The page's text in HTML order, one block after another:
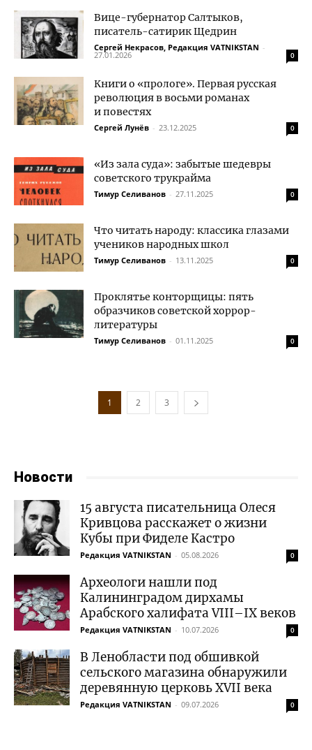
Вице-губернатор Салтыков,
писатель-сатирик Щедрин
Сергей Некрасов, Редакция VATNIKSTAN -
27.01.2026 0
Книги о «прологе». Первая русская
революция в восьми романах
и повестях
Сергей Лунёв - 23.12.2025 0
«Из зала суда»: забытые шедевры
советского трукрайма
Тимур Селиванов - 27.11.2025 0
Что читать народу: классика глазами
учеников народных школ
Тимур Селиванов - 13.11.2025 0
Проклятье конторщицы: пять
образчиков советской хоррор-
литературы
Тимур Селиванов - 01.11.2025 0
1 2 3
Новости
15 августа писательница Олеся
Кривцова расскажет о жизни
Кубы при Фиделе Кастро
Редакция VATNIKSTAN - 05.08.2026 0
Археологи нашли под
Калининградом дирхамы
Арабского халифата VIII–IX веков
Редакция VATNIKSTAN - 10.07.2026 0
В Ленобласти под обшивкой
сельского магазина обнаружили
деревянную церковь XVII века
Редакция VATNIKSTAN - 09.07.2026 0